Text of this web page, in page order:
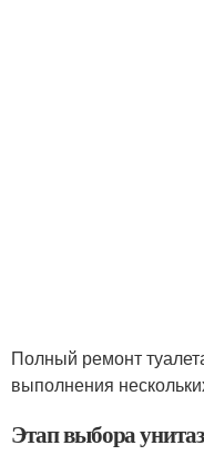
Полный ремонт
выполнения
Этап выбора